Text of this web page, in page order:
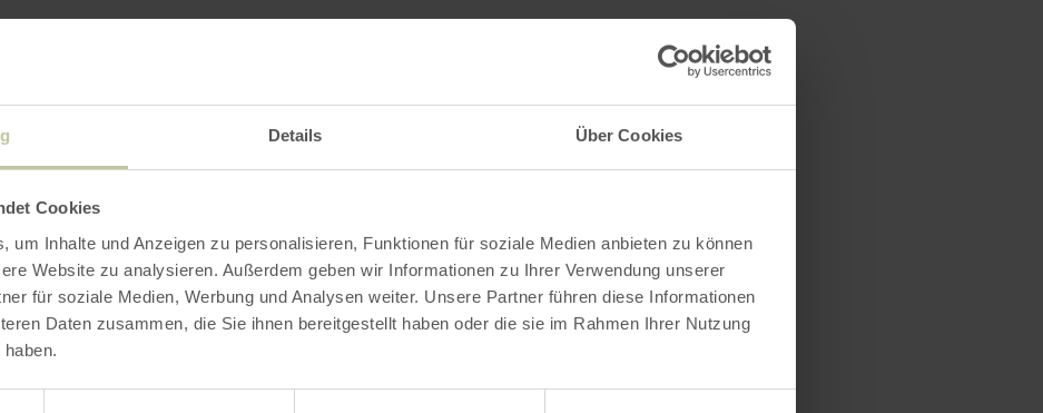
Details Über Cookies
Cookies
um Inhalte und Anzeigen zu personalisieren, Funktionen für soziale Medien anbieten zu können
Website zu analysieren. Außerdem geben wir Informationen zu Ihrer Verwendung unserer
für soziale Medien, Werbung und Analysen weiter. Unsere Partner führen diese Informationen
Daten zusammen, die Sie ihnen bereitgestellt haben oder die sie im Rahmen Ihrer Nutzung